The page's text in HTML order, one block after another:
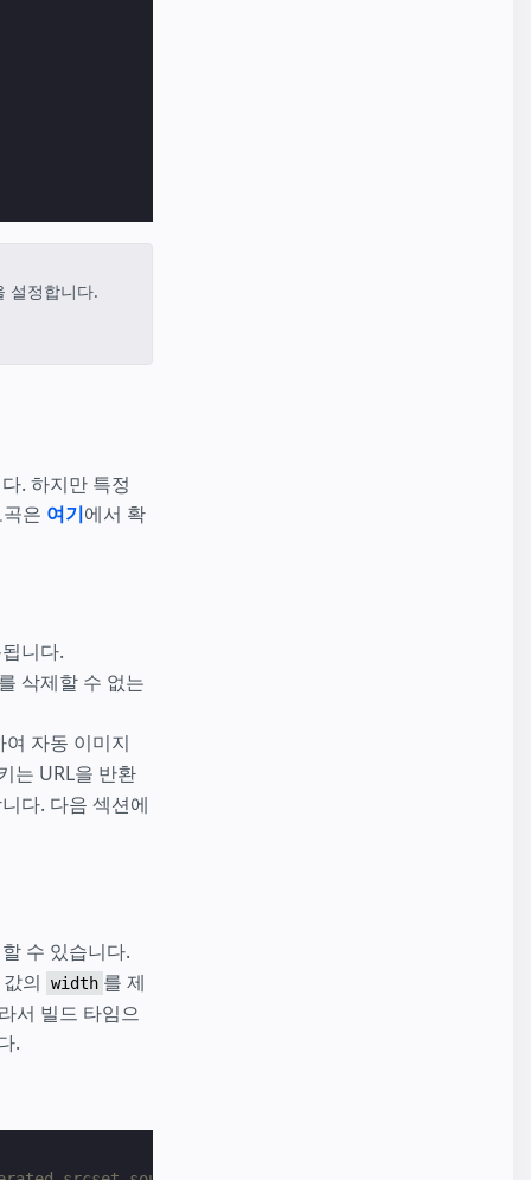
설정합니다.
. 하지만 특정
은 여기에서 확
니다.
삭제할 수 없는
자동 이미지
는 URL을 반환
다. 다음 섹션에
수 있습니다.
의 width 를 제
서 빌드 타임으
.